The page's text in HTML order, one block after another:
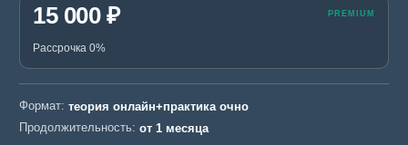
15 000 ₽
Рассрочка 0%
Формат: теория онлайн+практика очно
Продолжительность: от 1 месяца